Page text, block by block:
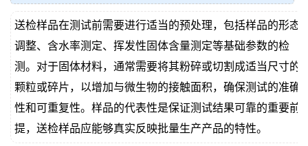
送检样品在测试前需要进行适当的预处理，包括样品的形态
调整、含水率测定、挥发性固体含量测定等基础参数的检
测。对于固体材料，通常需要将其粉碎或切割成适当尺寸的
颗粒或碎片，以增加与微生物的接触面积，确保测试的准确
性和可重复性。样品的代表性是保证测试结果可靠的重要前
提，送检样品应能够真实反映批量生产产品的特性。